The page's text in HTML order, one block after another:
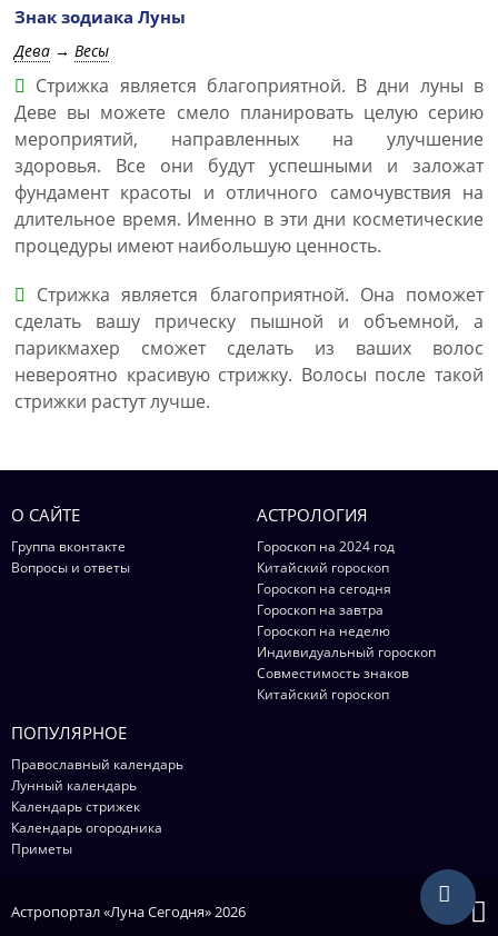
Знак зодиака Луны
Дева → Весы
Стрижка является благоприятной. В дни луны в
Деве вы можете смело планировать целую серию
мероприятий, направленных на улучшение
здоровья. Все они будут успешными и заложат
фундамент красоты и отличного самочувствия на
длительное время. Именно в эти дни косметические
процедуры имеют наибольшую ценность.
Стрижка является благоприятной. Она поможет
сделать вашу прическу пышной и объемной, а
парикмахер сможет сделать из ваших волос
невероятно красивую стрижку. Волосы после такой
стрижки растут лучше.
О САЙТЕ
Группа вконтакте
Вопросы и ответы
АСТРОЛОГИЯ
Гороскоп на 2024 год
Китайский гороскоп
Гороскоп на сегодня
Гороскоп на завтра
Гороскоп на неделю
Индивидуальный гороскоп
Совместимость знаков
Китайский гороскоп
ПОПУЛЯРНОЕ
Православный календарь
Лунный календарь
Календарь стрижек
Календарь огородника
Приметы
Астропортал «Луна Сегодня» 2026